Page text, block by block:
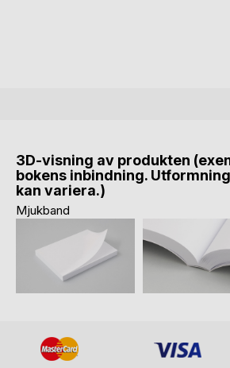
3D-visning av produkten
bokens inbindning.
kan variera.)
Mjukband